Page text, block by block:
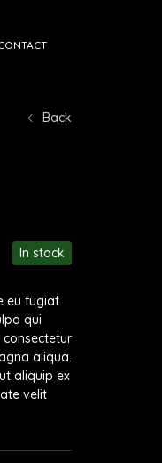
Back
In stock
eu fugiat
qui
aliqua.
aliquip ex
velit